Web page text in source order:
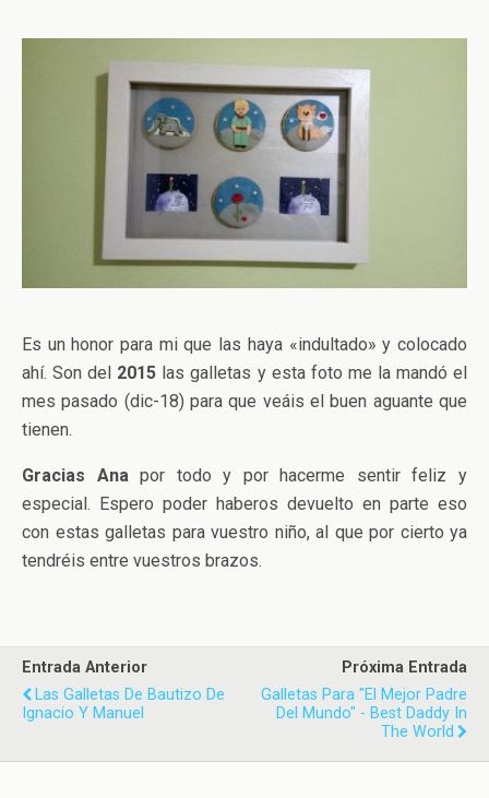
Es un honor para mi que las haya «indultado» y colocado
ahí. Son del 2015 las galletas y esta foto me la mandó el
mes pasado (dic-18) para que veáis el buen aguante que
tienen.
Gracias Anapor todo y por hacerme sentir feliz y
especial. Espero poder haberos devuelto en parte eso
con estas galletas para vuestro niño, al que por cierto ya
tendréis entre vuestros brazos.
Entrada Anterior
Las Galletas De Bautizo De
Ignacio Y Manuel
Próxima Entrada
Galletas Para "El Mejor Padre
Del Mundo" - Best Daddy In
The World